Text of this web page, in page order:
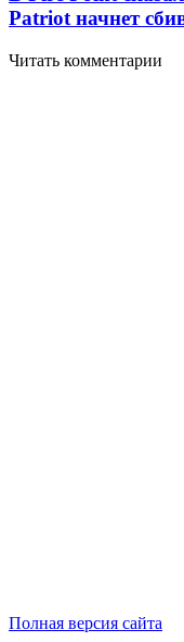
Patriot начнет
Читать комментарии
Полная версия сайта